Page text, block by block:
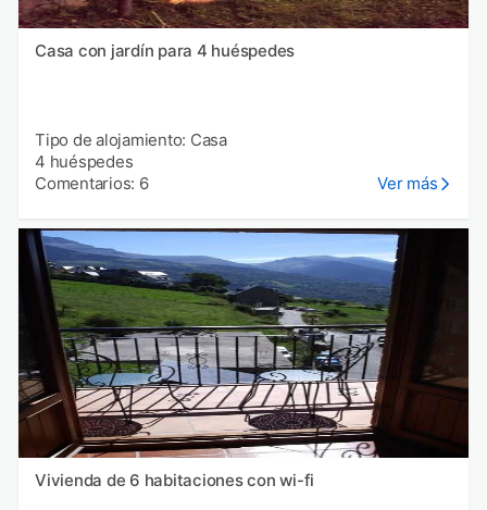
Casa con jardín para 4 huéspedes
Tipo de alojamiento: Casa
4 huéspedes
Comentarios: 6
Ver más
Vivienda de 6 habitaciones con wi-fi